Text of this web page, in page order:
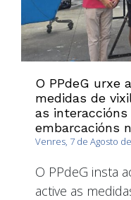
O PPdeG urxe
medidas de
as
embarcacións
Venres, 7 de Agosto
O PPdeG insta
active as